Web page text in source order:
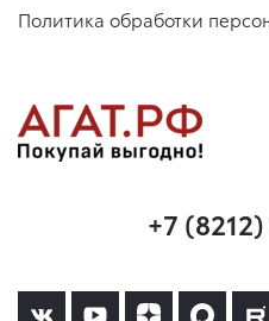
Политика обработки
+7